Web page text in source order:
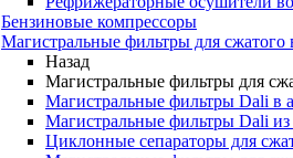
Бензиновые компрессоры
Магистральные фильтры для сжатого
Назад
Магистральные фильтры для
Магистральные фильтры Dali в
Магистральные фильтры Dali
Циклонные сепараторы для